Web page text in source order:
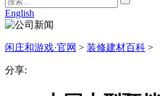
English
闲庄和游戏·官网 > 装修建材百科 >
分享: